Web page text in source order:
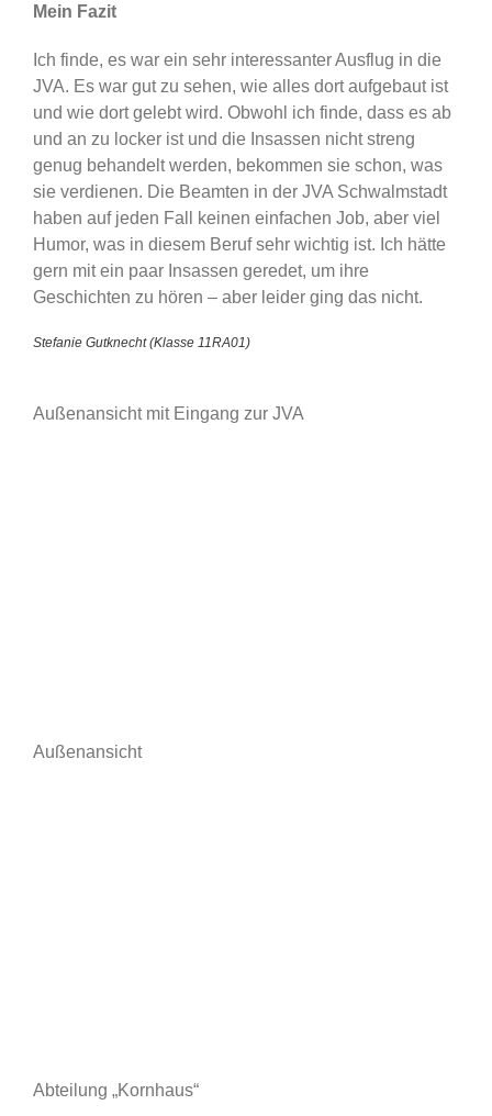
Mein Fazit
Ich finde, es war ein sehr interessanter Ausflug in die
JVA. Es war gut zu sehen, wie alles dort aufgebaut ist
und wie dort gelebt wird. Obwohl ich finde, dass es ab
und an zu locker ist und die Insassen nicht streng
genug behandelt werden, bekommen sie schon, was
sie verdienen. Die Beamten in der JVA Schwalmstadt
haben auf jeden Fall keinen einfachen Job, aber viel
Humor, was in diesem Beruf sehr wichtig ist. Ich hätte
gern mit ein paar Insassen geredet, um ihre
Geschichten zu hören – aber leider ging das nicht.
Stefanie Gutknecht (Klasse 11RA01)
Außenansicht mit Eingang zur JVA
Außenansicht
Abteilung „Kornhaus“